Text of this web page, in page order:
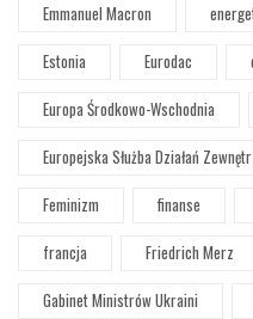
Emmanuel Macron
Estonia
Eurodac
Europa Środkowo-Wschodnia
Europejska Służba Działań
Feminizm
finanse
francja
Friedrich Merz
Gabinet Ministrów Ukraini